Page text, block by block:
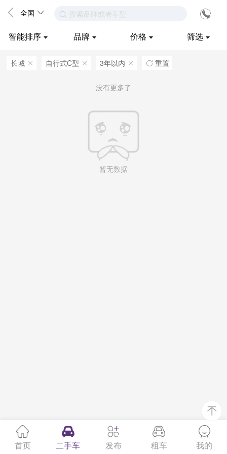
全国 搜索品牌或者车型
智能排序 品牌 价格 筛选
长城 ဆ 自行式C型 ဆ 3年以内 ဆ  重置
没有更多了
首页 二手车 发布 租车 我的